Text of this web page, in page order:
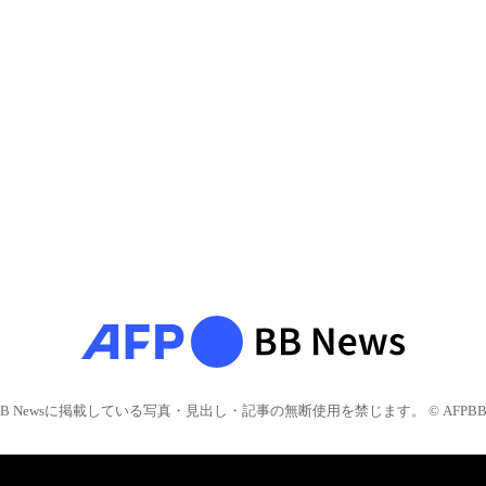
Newsに掲載している写真・見出し・記事の無断使用を禁じます。 © AFPBB